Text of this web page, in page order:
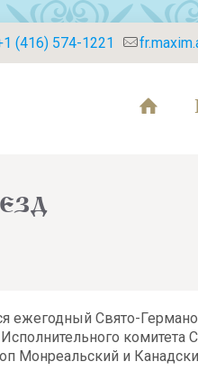
(416) 574-1221
ежегодный Свято-
комитета
Монреальский и